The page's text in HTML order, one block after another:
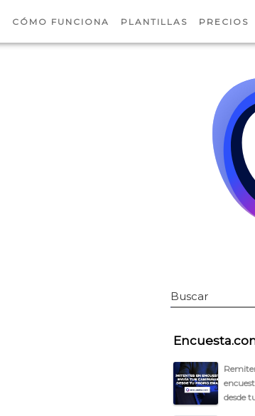
CÓMO FUNCIONA PLANTILLAS PRECIOS
Buscar
desde